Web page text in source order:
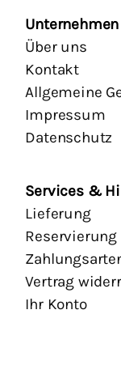
Unternehmen
Über uns
Kontakt
Allgemeine
Impressum
Datenschutz
Services &
Lieferung
Vertrag
Ihr Konto